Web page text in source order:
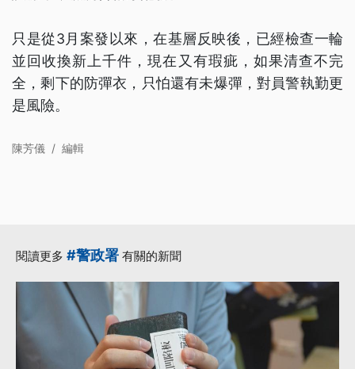
只是從3月案發以來，在基層反映後，已經檢查一輪
並回收換新上千件，現在又有瑕疵，如果清查不完
全，剩下的防彈衣，只怕還有未爆彈，對員警執勤更
是風險。
陳芳儀 / 編輯
閱讀更多 #警政署 有關的新聞